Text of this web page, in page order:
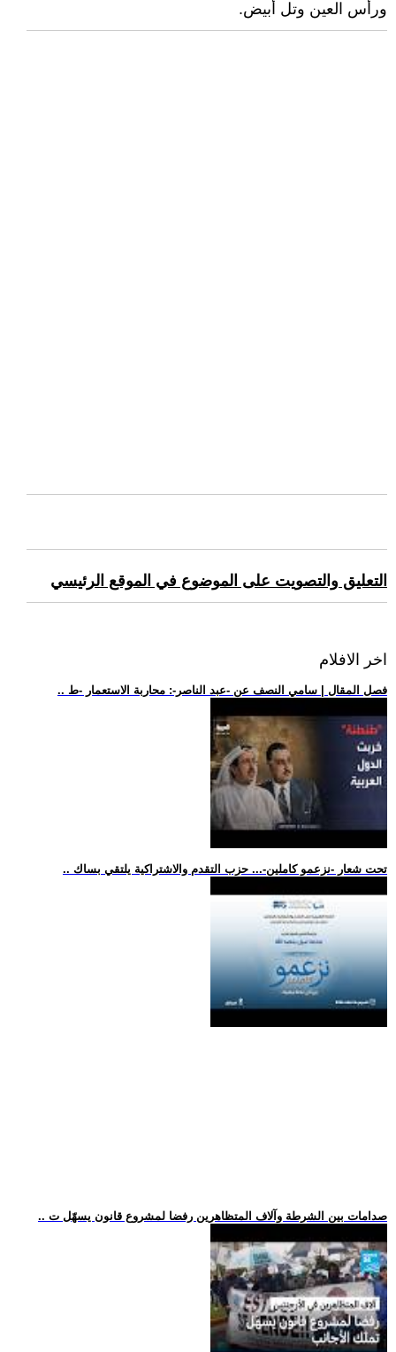
ورأس العين وتل أبيض.
التعليق والتصويت على الموضوع في الموقع الرئيسي
اخر الافلام
.. فصل المقال | سامي النصف عن -عبد الناصر-: محاربة الاستعمار -ط
.. تحت شعار -نزعمو كاملين-... حزب التقدم والاشتراكية يلتقي بساك
.. صدامات بين الشرطة وآلاف المتظاهرين رفضا لمشروع قانون يسهّل ت